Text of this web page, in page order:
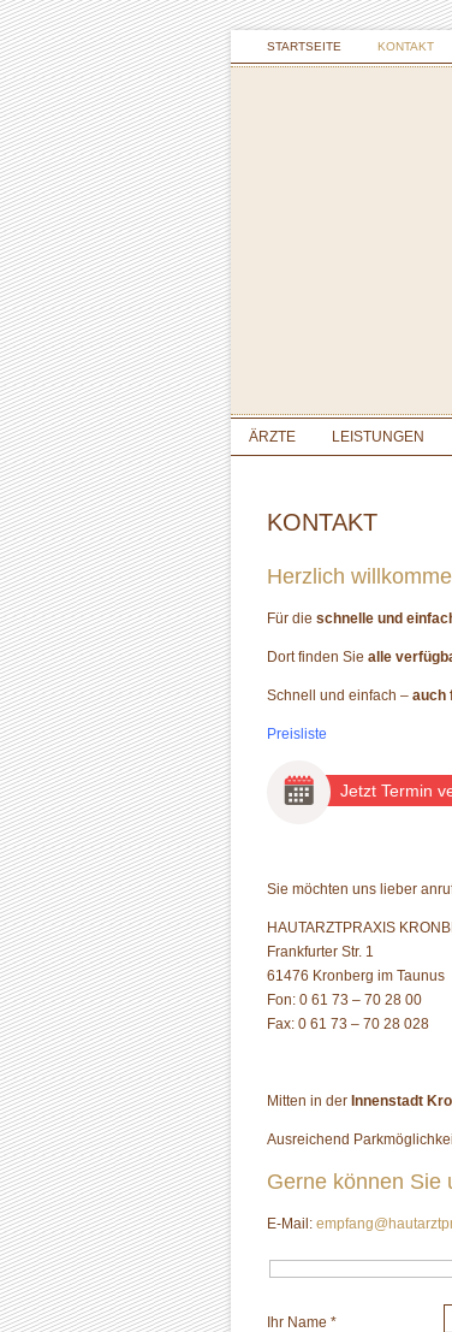
STARTSEITE KONTAKT
ÄRZTE LEISTUNGEN
KONTAKT
Herzlich
Für die schnelle und
Dort finden Sie alle
Schnell und einfach – auch
Preisliste
Jetzt Termin
Sie möchten uns lieber
HAUTARZTPRAXIS
Frankfurter Str. 1
61476 Kronberg im Taunus
Fon: 0 61 73 – 70 28 00
Fax: 0 61 73 – 70 28 028
Mitten in der Innenstadt
Ausreichend
Gerne können Sie
E-Mail:
Ihr Name *